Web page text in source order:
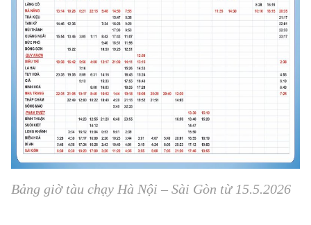
Bảng giờ tàu chạy Hà Nội – Sài Gòn từ 15.5.2026